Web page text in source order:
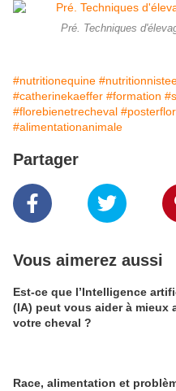
Pré. Techniques
#nutritionequine
#catherinekaeffer #formation
#florebienetrecheval
#alimentationanimale
Partager
Vous aimerez aussi
Est-ce que l’Intelligence
(IA) peut vous aider à mieux
votre cheval ?
Race, alimentation et